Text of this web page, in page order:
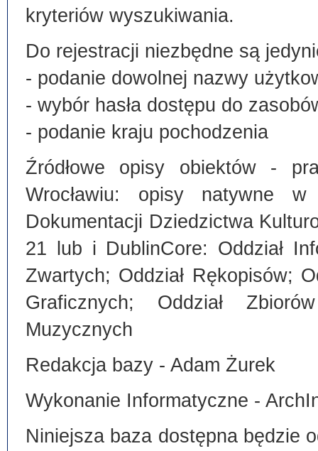
kryteriów wyszukiwania.
Do rejestracji niezbędne są
- podanie dowolnej nazwy
- wybór hasła dostępu do
- podanie kraju pochodzenia
Źródłowe opisy obiektów -
Wrocławiu: opisy natywne
Dokumentacji Dziedzictwa
21 lub i DublinCore: Oddział
Zwartych; Oddział Rękopisów;
Graficznych; Oddział
Muzycznych
Redakcja bazy - Adam Żurek
Wykonanie Informatyczne -
Niniejsza baza dostępna będzie